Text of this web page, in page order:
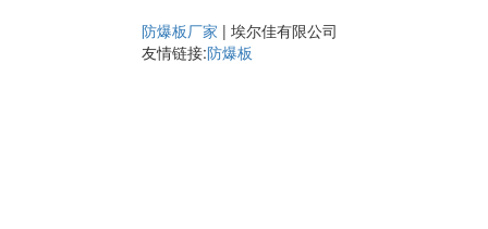
防爆板厂家 | 埃尔佳有限公司
友情链接:防爆板